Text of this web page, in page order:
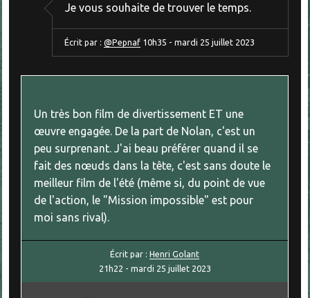
Je vous souhaite de trouver le temps.
Écrit par :@Pepnaf 10h35 -mardi 25 juillet 2023
Un très bon film de divertissement ET une
œuvre engagée. De la part de Nolan, c'est un
peu surprenant. J'ai beau préférer quand il se
fait des nœuds dans la tête, c'est sans doute le
meilleur film de l'été (même si, du point de vue
de l'action, le "Mission impossible" est pour
moi sans rival).
Écrit par :Henri Golant
21h22 - mardi 25 juillet 2023